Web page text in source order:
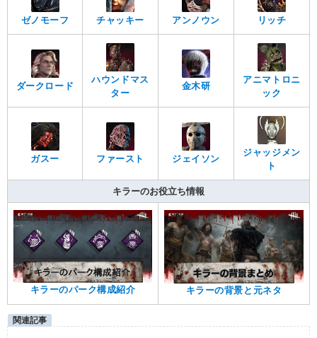
ゼノモーフ チャッキー アンノウン リッチ
ダークロード
ハウンドマス
ター
金木研
アニマトロニ
ック
ガスー ファースト ジェイソン
ジャッジメン
ト
キラーのお役立ち情報
キラーのパーク構成紹介 キラーの背景と元ネタ